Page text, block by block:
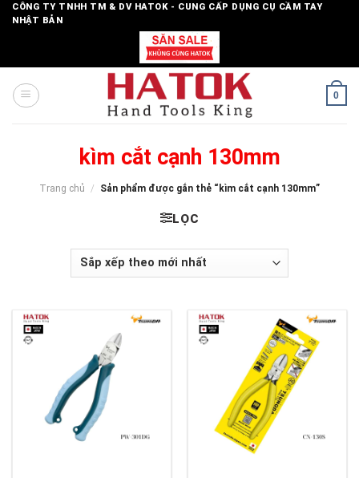
SkipCÔNG TY TNHH TM & DV HATOK - CUNG CẤP DỤNG CỤ CẦM TAY
NHẬT BẢN
0
kìm cắt cạnh 130mm
Trang chủ / Sản phẩm được gắn thẻ “kìm cắt cạnh 130mm”
LỌC